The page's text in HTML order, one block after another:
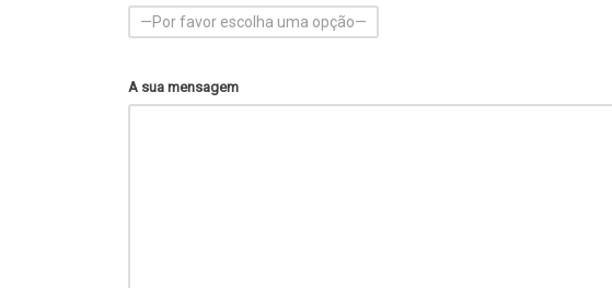
A sua mensagem